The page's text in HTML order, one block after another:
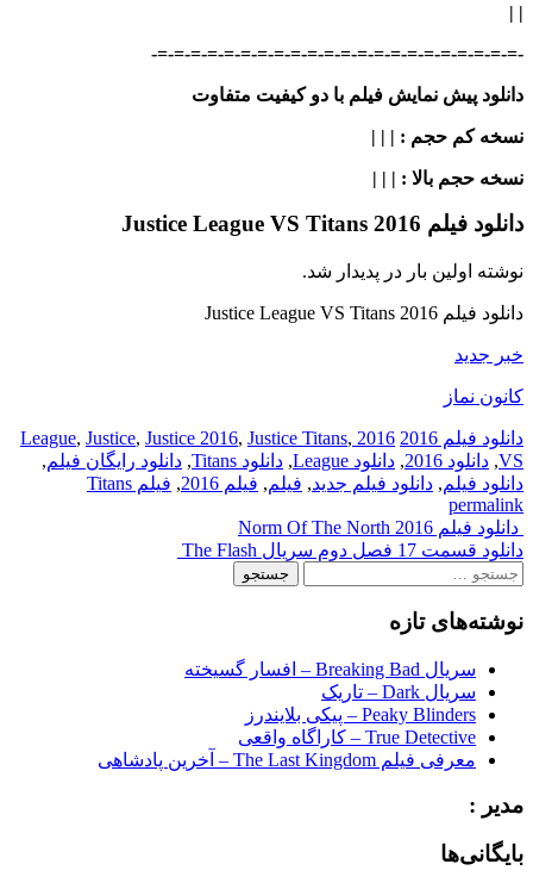
| |
-=-=-=-=-=-=-=-=-=-=-=-=-=-=-=-=-=-=-=-=-=-=-
دانلود پیش نمایش فیلم با دو کیفیت متفاوت
نسخه کم حجم : | | |
نسخه حجم بالا : | | |
دانلود فیلم Justice League VS Titans 2016
نوشته اولین بار در پدیدار شد.
دانلود فیلم Justice League VS Titans 2016
خبر جدید
کانون نماز
دانلود فیلم 2016 2016 League
, Justice, Justice 2016, Justice Titans,
VS
, دانلود 2016 , دانلود League , دانلود Titans , دانلود رایگان فیلم,
دانلود فیلم, دانلود فیلم جدید, فیلم, فیلم 2016 , فیلم Titans
permalink
Post
navigation
دانلود فیلم Norm Of The North 2016
دانلود قسمت 17 فصل دوم سریال The Flash
جستجو
نوشته‌های تازه
سریال Breaking Bad – افسار گسیخته
سریال Dark – تاریک
Peaky Blinders – پیکی بلایندرز
True Detective – کاراگاه واقعی
معرفی فیلم The Last Kingdom – آخرین پادشاهی
مدیر :
بایگانی‌ها